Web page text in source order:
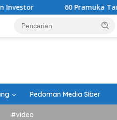
60 Pramuka Tanah Datar Siap
Pedoman Media Siber
#video